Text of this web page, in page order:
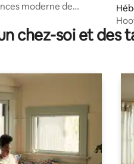
moderne de
chez-soi et des